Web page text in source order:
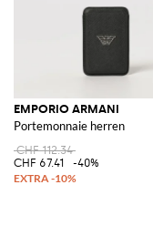
EMPORIO ARMANI
Portemonnaie herren
CHF 112.34
CHF 67.41
-40%